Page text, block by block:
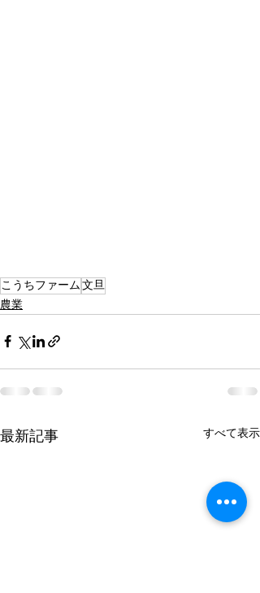
こうちファーム文旦
農業
最新記事 すべて表示